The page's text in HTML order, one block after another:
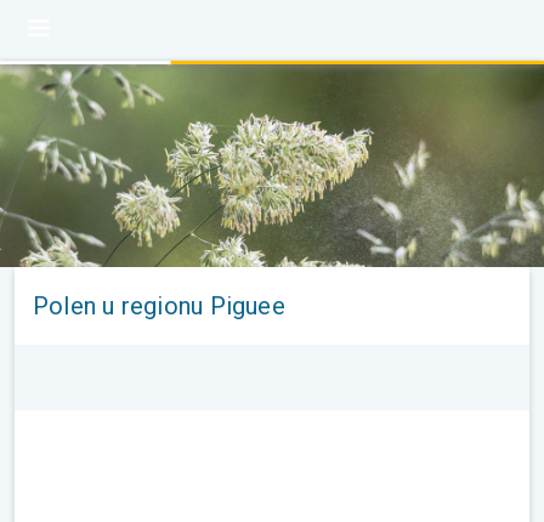
Polen u regionu Piguee